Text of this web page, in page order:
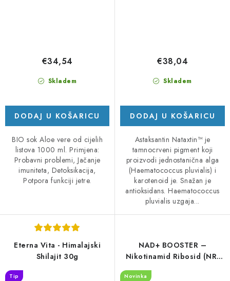
Skladem
€34,54
DODAJ U KOŠARICU
BIO sok Aloe vere od cijelih
listova 1000 ml. Primjena:
Probavni problemi, Jačanje
imuniteta, Detoksikacija,
Potpora funkciji jetre.
Skladem
€38,04
DODAJ U KOŠARICU
Astaksantin Nataxtin™ je
tamnocrveni pigment koji
proizvodi jednostanična alga
(Haematococcus pluvialis) i
karotenoid je. Snažan je
antioksidans. Haematococcus
pluvialis uzgaja...
Eterna Vita - Himalajski
Shilajit 30g
Tip
NAD+ BOOSTER –
Nikotinamid Ribosid (NR)
Komplex, 90 kapslí
Novinka